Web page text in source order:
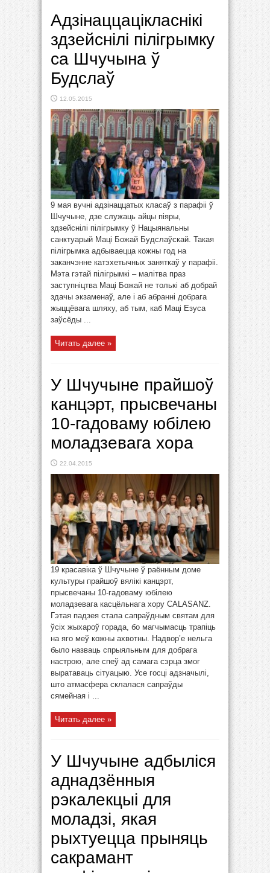
Адзінаццацікласнікі
здзейснілі пілігрымку
са Шчучына ў
Будслаў
12.05.2015
9 мая вучні адзінаццатых класаў з парафіі ў
Шчучыне, дзе служаць айцы піяры,
здзейснілі пілігрымку ў Нацыянальны
санктуарый Маці Божай Будслаўскай. Такая
пілігрымка адбываецца кожны год на
заканчэнне катэхетычных заняткаў у парафіі.
Мэта гэтай пілігрымкі – малітва праз
заступніцтва Маці Божай не толькі аб добрай
здачы экзаменаў, але і аб абранні добрага
жыццёвага шляху, аб тым, каб Маці Езуса
заўсёды ...
Читать далее »
У Шчучыне прайшоў
канцэрт, прысвечаны
10-гадоваму юбілею
моладзевага хора
22.04.2015
19 красавіка ў Шчучыне ў раённым доме
культуры прайшоў вялікі канцэрт,
прысвечаны 10-гадоваму юбілею
моладзевага касцёльнага хору CALASANZ.
Гэтая падзея стала сапраўдным святам для
ўсіх жыхароў горада, бо магчымасць трапіць
на яго меў кожны ахвотны. Надвор’е нельга
было назваць спрыяльным для добрага
настрою, але спеў ад самага сэрца змог
выратаваць сітуацыю. Усе госці адзначылі,
што атмасфера склалася сапраўды
сямейная і ...
Читать далее »
У Шчучыне адбыліся
аднадзённыя
рэкалекцыі для
моладзі, якая
рыхтуецца прыняць
сакрамант